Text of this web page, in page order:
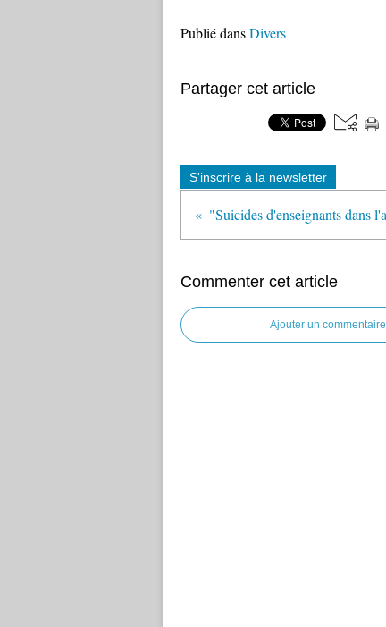
Publié dansDivers
Partager cet article
S'inscrire à la newsletter
Commenter cet article
Ajouter un commentaire